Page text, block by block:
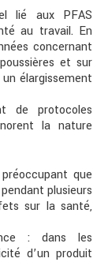
lié aux PFAS
au travail. En
concernant
et sur
élargissement
de protocoles
la nature
que
plusieurs
sur la santé,
: dans les
d’un produit